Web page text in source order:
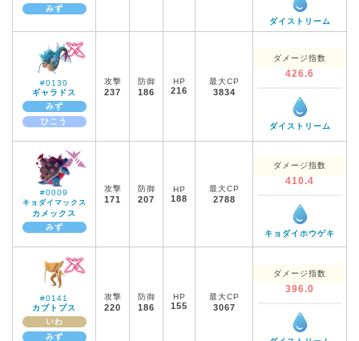
みず
ダイストリーム
#0130
ギャラドス
みず
ひこう
攻撃
237
防御
186
HP
216
最大CP
3834
ダメージ指数
426.6
ダイストリーム
#0009
キョダイマックス
カメックス
みず
攻撃
171
防御
207
HP
188
最大CP
2788
ダメージ指数
410.4
キョダイホウゲキ
#0141
カブトプス
いわ
みず
攻撃
220
防御
186
HP
155
最大CP
3067
ダメージ指数
396.0